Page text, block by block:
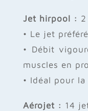
Jet hirpool : 2
• Le jet
• Débit
muscles en
• Idéal pour
Aérojet : 14